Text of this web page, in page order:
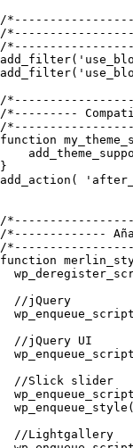
/
/
/
/
/*---------
/
function
}
add_action(
/
/*-------------
/
function
  //jQuery
  //jQuery UI
  //Slick slider
  //Lightgallery